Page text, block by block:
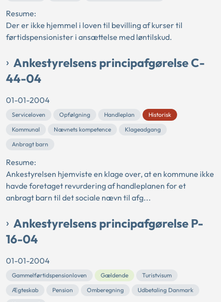
Resume:
Der er ikke hjemmel i loven til bevilling af kurser til
førtidspensionister i ansættelse med løntilskud.
Ankestyrelsens principafgørelse C-
44-04
01-01-2004
Serviceloven Opfølgning Handleplan
Historisk
Kommunal
Nævnets kompetence
Klageadgang
Anbragt barn
Resume:
Ankestyrelsen hjemviste en klage over, at en kommune ikke
havde foretaget revurdering af handleplanen for et
anbragt barn til det sociale nævn til afg...
Ankestyrelsens principafgørelse P-
16-04
01-01-2004
Gammelførtidspensionloven Gældende
Turistvisum
Ægteskab
Pension Omberegning
Udbetaling Danmark